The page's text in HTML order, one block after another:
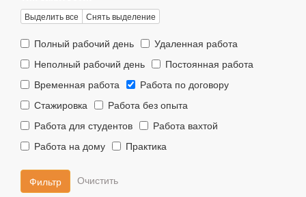
Выделить все Снять выделение
Тип
Полный рабочий день
Тип
занятости::
Удаленная работа
Тип
Неполный рабочий день
Тип
Постоянная работа
Тип
Временная работа
Тип
Работа по договору
Тип
Стажировка
Тип
занятости::
Работа без опыта
Тип
Работа для студентов
Тип
Работа вахтой
Тип
Работа на дому
Тип
Практика
Фильтр